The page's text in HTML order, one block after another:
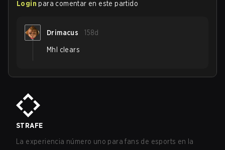
Login para comentar en este partido
Drimacus 158d
Mhl clears
STRAFE
La experiencia número uno para fans de esports en la